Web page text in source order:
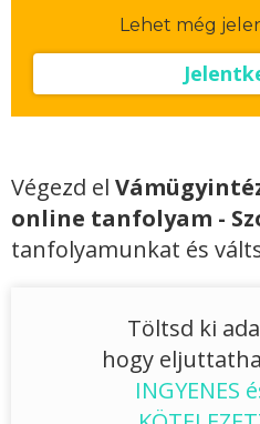
Lehet még
Végezd el
online tanfolyam -
tanfolyamunkat és
Töltsd ki
hogy
INGYENES